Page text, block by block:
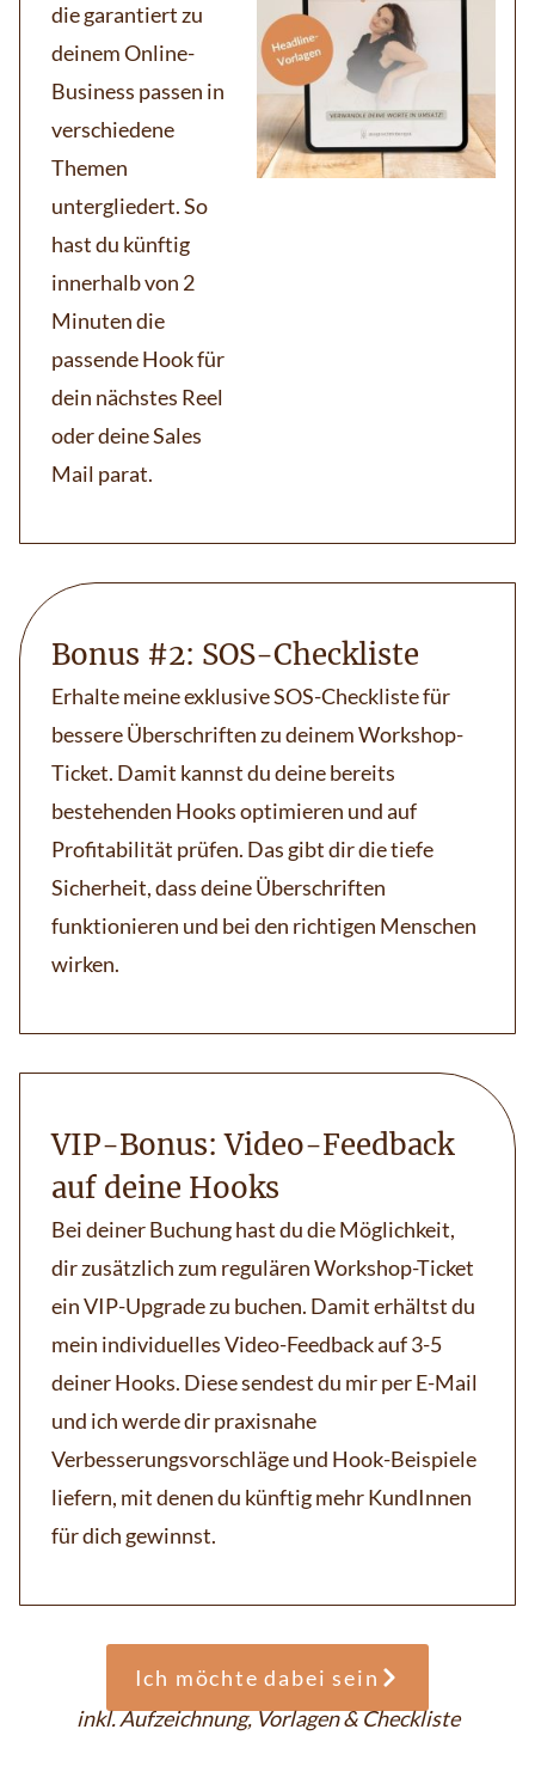
die garantiert zu
deinem Online-
Business passen in
verschiedene
Themen
untergliedert. So
hast du künftig
innerhalb von 2
Minuten die
passende Hook für
dein nächstes Reel
oder deine Sales
Mail parat.
Bonus #2: SOS-Checkliste
Erhalte meine exklusive SOS-Checkliste für
bessere Überschriften zu deinem Workshop-
Ticket. Damit kannst du deine bereits
bestehenden Hooks optimieren und auf
Profitabilität prüfen. Das gibt dir die tiefe
Sicherheit, dass deine Überschriften
funktionieren und bei den richtigen Menschen
wirken.
VIP-Bonus: Video-Feedback
auf deine Hooks
Bei deiner Buchung hast du die Möglichkeit,
dir zusätzlich zum regulären Workshop-Ticket
ein VIP-Upgrade zu buchen. Damit erhältst du
mein individuelles Video-Feedback auf 3-5
deiner Hooks. Diese sendest du mir per E-Mail
und ich werde dir praxisnahe
Verbesserungsvorschläge und Hook-Beispiele
liefern, mit denen du künftig mehr KundInnen
für dich gewinnst.
Ich möchte dabei sein
inkl. Aufzeichnung, Vorlagen & Checkliste